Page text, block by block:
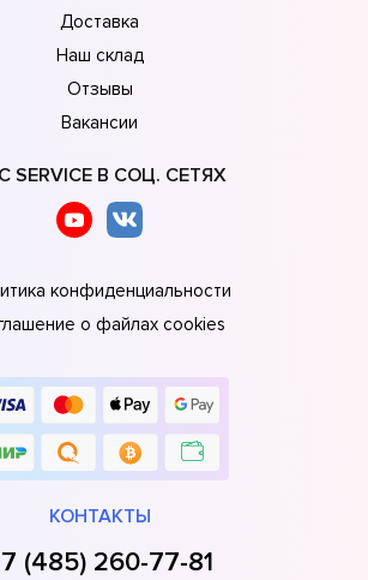
Доставка
Наш склад
Отзывы
Вакансии
SERVICE В СОЦ. СЕТЯХ
конфиденциальности
о файлах cookies
КОНТАКТЫ
(485) 260-77-81